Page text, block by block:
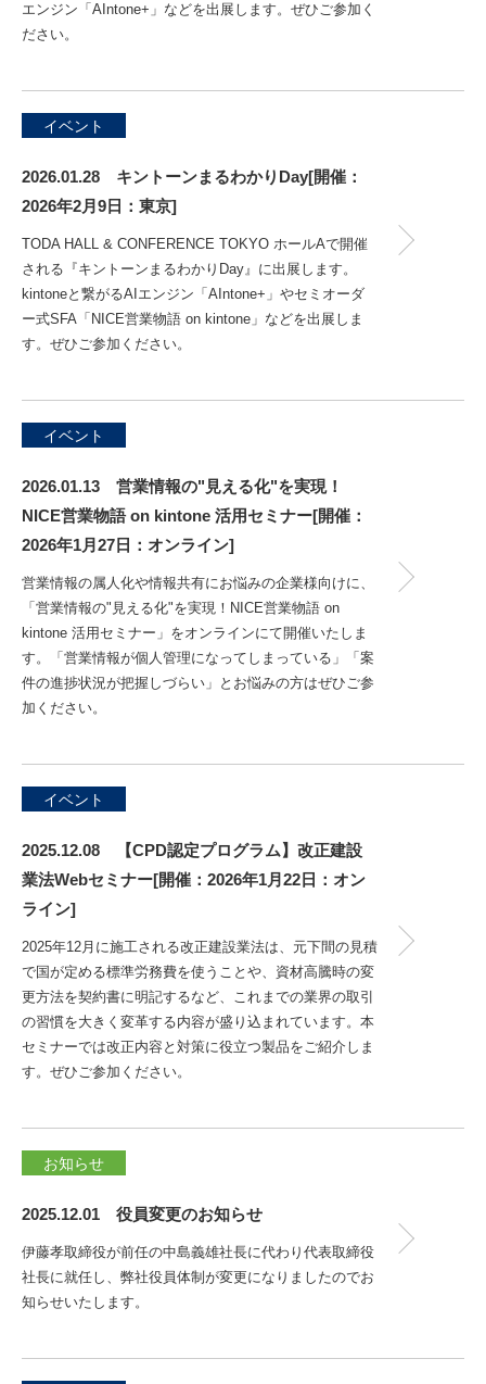
エンジン「AIntone+」などを出展します。ぜひご参加く
ださい。
イベント
2026.01.28 キントーンまるわかりDay[開催：
2026年2月9日：東京]
TODA HALL & CONFERENCE TOKYO ホールAで開催
される『キントーンまるわかりDay』に出展します。
kintoneと繋がるAIエンジン「AIntone+」やセミオーダ
ー式SFA「NICE営業物語 on kintone」などを出展しま
す。ぜひご参加ください。
イベント
2026.01.13 営業情報の"見える化"を実現！
NICE営業物語 on kintone 活用セミナー[開催：
2026年1月27日：オンライン]
営業情報の属人化や情報共有にお悩みの企業様向けに、
「営業情報の"見える化"を実現！NICE営業物語 on
kintone 活用セミナー」をオンラインにて開催いたしま
す。「営業情報が個人管理になってしまっている」「案
件の進捗状況が把握しづらい」とお悩みの方はぜひご参
加ください。
イベント
2025.12.08 【CPD認定プログラム】改正建設
業法Webセミナー[開催：2026年1月22日：オン
ライン]
2025年12月に施工される改正建設業法は、元下間の見積
で国が定める標準労務費を使うことや、資材高騰時の変
更方法を契約書に明記するなど、これまでの業界の取引
の習慣を大きく変革する内容が盛り込まれています。本
セミナーでは改正内容と対策に役立つ製品をご紹介しま
す。ぜひご参加ください。
お知らせ
2025.12.01 役員変更のお知らせ
伊藤孝取締役が前任の中島義雄社長に代わり代表取締役
社長に就任し、弊社役員体制が変更になりましたのでお
知らせいたします。